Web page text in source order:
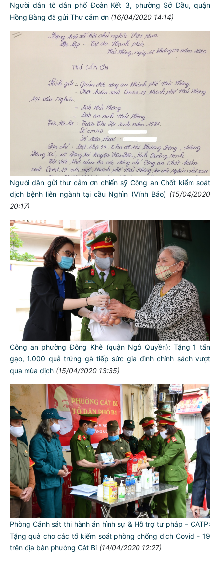
Người dân tổ dân phố Đoàn Kết 3, phường Sở Dầu, quận
Hồng Bàng đã gửi Thư cảm ơn (16/04/2020 14:14)
Người dân gửi thư cảm ơn chiến sỹ Công an Chốt kiểm soát
dịch bệnh liên ngành tại cầu Nghìn (Vĩnh Bảo) (15/04/2020
20:17)
Công an phường Đông Khê (quận Ngô Quyền): Tặng 1 tấn
gạo, 1.000 quả trứng gà tiếp sức gia đình chính sách vượt
qua mùa dịch (15/04/2020 13:35)
Phòng Cảnh sát thi hành án hình sự & Hỗ trợ tư pháp – CATP:
Tặng quà cho các tổ kiểm soát phòng chống dịch Covid - 19
trên địa bàn phường Cát Bi (14/04/2020 12:27)
TƯ CÁCH
NGƯỜI CÔNG AN CÁCH MỆNH LÀ:
Đối với tự mình, phải
CẦN, KIỆM, LIÊM, CHÍNH
Đối với đồng sự, phải
THÂN ÁI GIÚP ĐỠ
Đối với chính phủ, phải
TUYỆT ĐỐI TRUNG THÀNH